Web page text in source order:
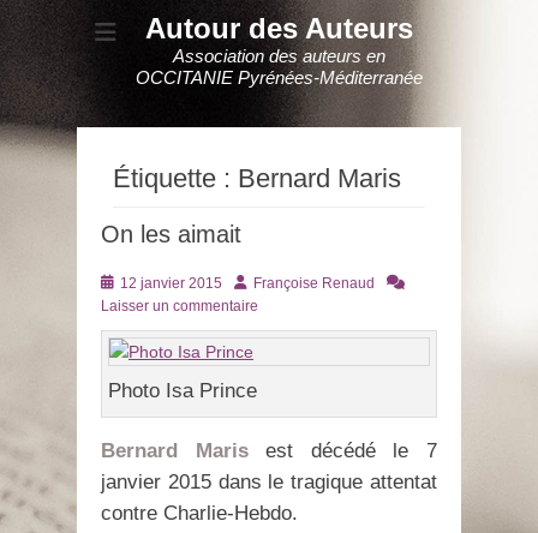
Autour des Auteurs
Association des auteurs en
OCCITANIE Pyrénées-Méditerranée
Étiquette : Bernard Maris
On les aimait
Posté
le
12 janvier 2015 AuteurFrançoise Renaud
Laisser un commentaire
Photo Isa Prince
Bernard Marisest décédé le 7
janvier 2015 dans le tragique attentat
contre Charlie-Hebdo.